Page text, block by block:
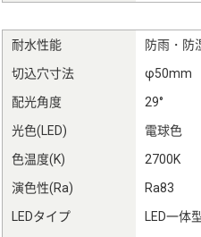
耐水性能
防雨・防
切込穴寸法
φ50mm
配光角度
29°
光色(LED)
電球色
色温度(K)
2700K
演色性(Ra)
Ra83
LEDタイプ
LED一体